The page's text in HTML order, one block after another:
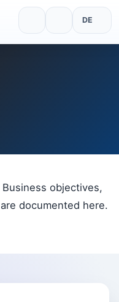
DE
objectives,
documented here.